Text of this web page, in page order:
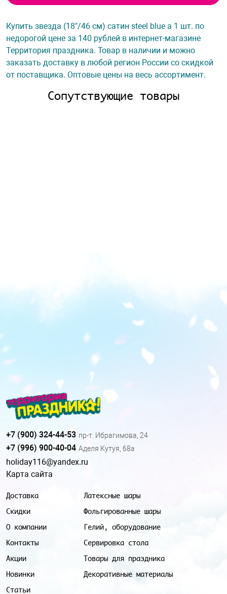
Купить звезда (18"/46 см) сатин steel blue а 1 шт. по
недорогой цене за 140 рублей в интернет-магазине
Территория праздника. Товар в наличии и можно
заказать доставку в любой регион России со скидкой
от поставщика. Оптовые цены на весь ассортимент.
Сопутствующие товары
Доставка
Скидки
О компании
Контакты
Акции
Новинки
Статьи
Латексные шары
Фольгированные шары
Гелий, оборудование
Сервировка стола
Товары для праздника
Декоративные материалы
+7 (900) 324-44-53 пр-т. Ибрагимова, 24
+7 (996) 900-40-04 Аделя Кутуя, 68а
holiday116@yandex.ru
Карта сайта